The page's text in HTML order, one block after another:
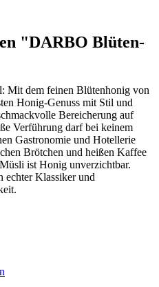
"DARBO Blüten-
Mit dem feinen Blütenhonig von
Honig-Genuss mit Stil und
Bereicherung auf
Verführung darf bei keinem
Gastronomie und Hotellerie
Brötchen und heißen Kaffee
ist Honig unverzichtbar.
echter Klassiker und